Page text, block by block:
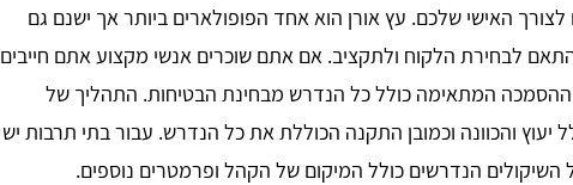
האישי שלכם. עץ אורן הוא אחד הפופולארים ביותר אך ישנם גם
לבחירת הלקוח ולתקציב. אם אתם שוכרים אנשי מקצוע אתם חייבים
המתאימה כולל כל הנדרש מבחינת הבטיחות. התהליך של
יעוץ והכוונה וכמובן התקנה הכוללת את כל הנדרש. עבור בתי תרבות יש
הנדרשים כולל המיקום של הקהל ופרמטרים נוספים.